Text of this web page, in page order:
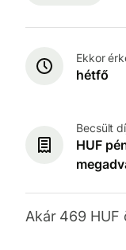
Ekkor
hétfő
Becsült
HUF
Akár 469 HUF